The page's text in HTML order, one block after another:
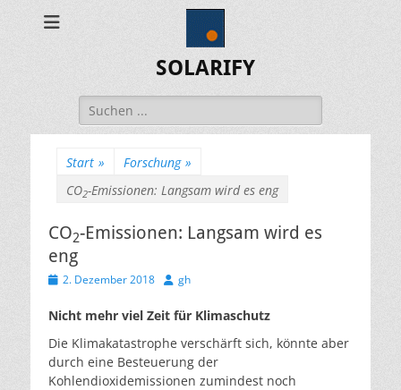
SOLARIFY
Suchen
nach:
Start » Forschung »
CO2-Emissionen: Langsam wird es eng
CO2-Emissionen: Langsam wird es
eng
Veröffentlicht
2. Dezember 2018 Autor
gh
Nicht mehr viel Zeit für Klimaschutz
Die Klimakatastrophe verschärft sich, könnte aber
durch eine Besteuerung der
Kohlendioxidemissionen zumindest noch